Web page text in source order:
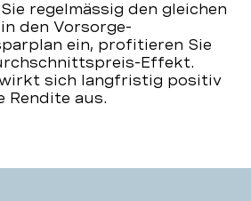
regelmässig den gleichen
den Vorsorge-
ein, profitieren Sie
Effekt.
sich langfristig positiv
Rendite aus.